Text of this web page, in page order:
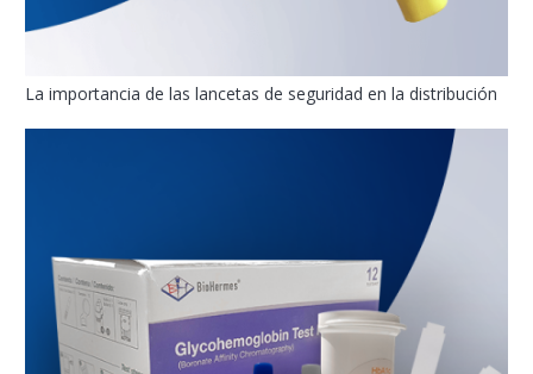
La importancia de las lancetas de seguridad en la distribución